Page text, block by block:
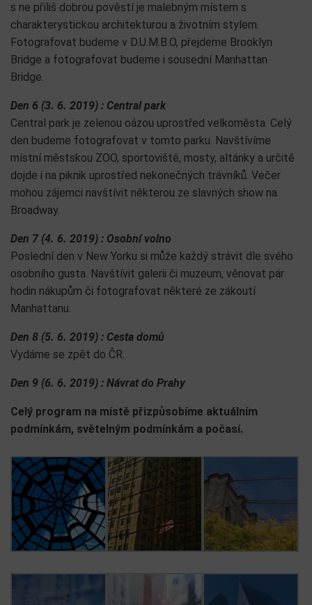
s ne příliš dobrou pověstí je malebným místem s
charakterystickou architekturou a životním stylem.
Fotografovat budeme v D.U.M.B.O, přejdeme Brooklyn
Bridge a fotografovat budeme i sousední Manhattan
Bridge.
Den 6 (3. 6. 2019) : Central park
Central park je zelenou oázou uprostřed velkoměsta. Celý
den budeme fotografovat v tomto parku. Navštívíme
místní městskou ZOO, sportoviště, mosty, altánky a určitě
dojde i na piknik uprostřed nekonečných trávníků. Večer
mohou zájemci navštívit některou ze slavných show na
Broadway.
Den 7 (4. 6. 2019) : Osobní volno
Poslední den v New Yorku si může každý strávit dle svého
osobního gusta. Navštívit galerii či muzeum, věnovat pár
hodin nákupům či fotografovat některé ze zákoutí
Manhattanu.
Den 8 (5. 6. 2019) : Cesta domů
Vydáme se zpět do ČR.
Den 9 (6. 6. 2019) : Návrat do Prahy
Celý program na místě přizpůsobíme aktuálním
podmínkám, světelným podmínkám a počasí.